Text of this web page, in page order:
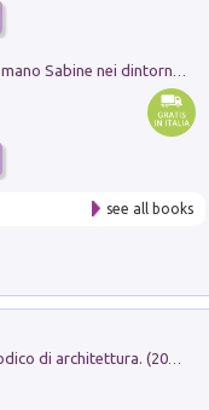
see all books
Dromos. Libro periodico di architettura. (2026). Vol. 15: Post-model